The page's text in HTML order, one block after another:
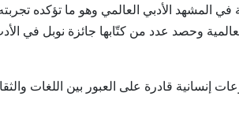
الأدبي العالمي وهو ما تؤكده
وحصد عدد من كتّابها جائزة نوبل في
قادرة على العبور بين اللغات